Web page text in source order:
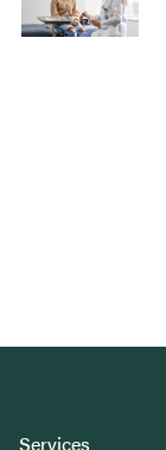
Services